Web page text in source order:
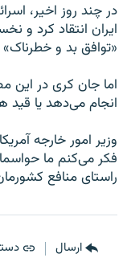
در چند روز اخیر،
ایران انتقاد کرد و
«توافق بد و خطرناک»
اما جان کری در این
انجام می‌دهد یا قید
وزیر امور خارجه
فکر می‌کنم ما
راستای منافع
ارسال